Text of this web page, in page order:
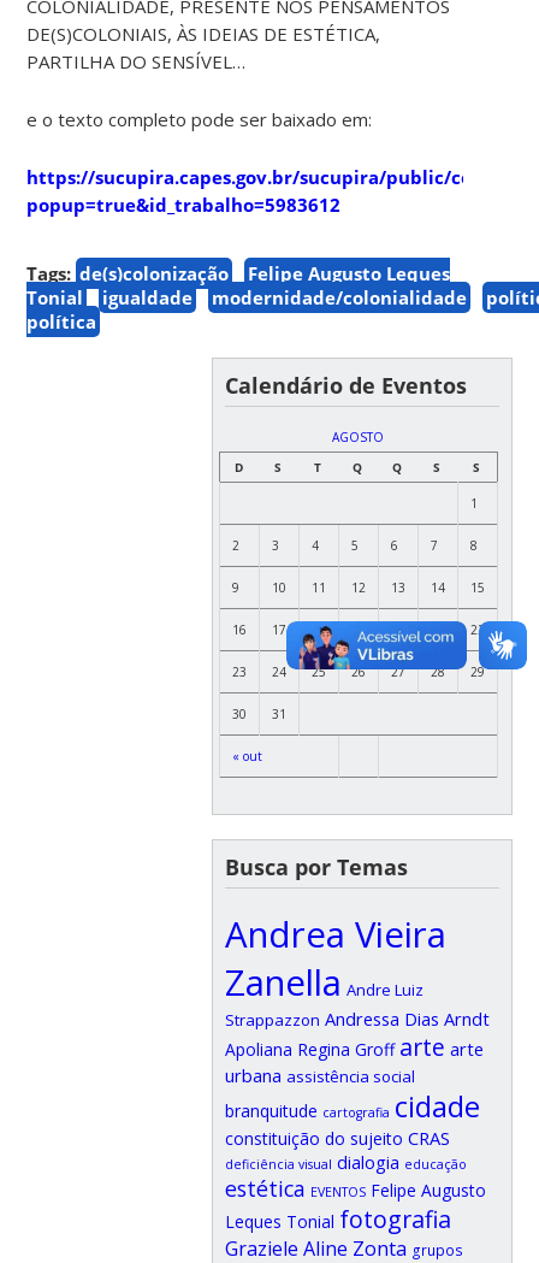
COLONIALIDADE, PRESENTE NOS PENSAMENTOS
DE(S)COLONIAIS, ÀS IDEIAS DE ESTÉTICA,
PARTILHA DO SENSÍVEL…
e o texto completo pode ser baixado em:
https://sucupira.capes.gov.br/sucupira/public/
popup=true&id_trabalho=5983612
Tags: de(s)colonização
Felipe Augusto Leques
Tonial
igualdade modernidade/colonialidade
política
Calendário de Eventos
AGOSTO
D
S T Q Q S S
« out
1
2 3 4 5 6 7 8
9 10 11 12 13 14 15
16 17 18 19 20 22
23 24 25 26 27 28 29
30 31
Busca por Temas
Andrea Vieira
Zanella Andre Luiz
Strappazzon Andressa Dias Arndt
Apoliana Regina Groff arte arte
urbana assistência social
branquitude cartografia cidade
constituição do sujeito CRAS
deficiência visual dialogia educação
estética EVENTOS Felipe Augusto
Leques Tonial fotografia
Graziele Aline Zonta grupos